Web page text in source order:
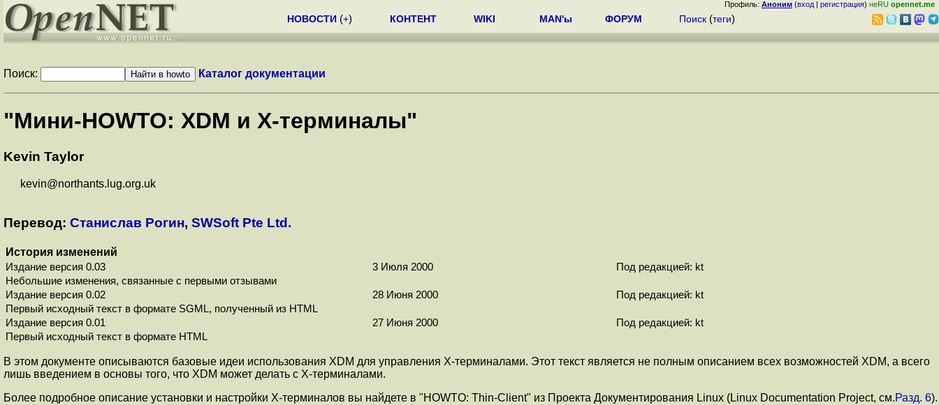
Профиль: Аноним (вход | регистрация) неRU opennet.me
НОВОСТИ (+) КОНТЕНТ WIKI MAN'ы ФОРУМ Поиск (теги)
Поиск: Каталог документации
"Мини-HOWTO: XDM и X-терминалы"
Kevin Taylor
kevin@northants.lug.org.uk
Перевод: Станислав Рогин, SWSoft Pte Ltd.
История изменений
Издание версия 0.03 3 Июля 2000
Под редакцией: kt
Небольшие изменения, связанные с первыми отзывами
Издание версия 0.02
28 Июня 2000
Под редакцией: kt
Первый исходный текст в формате SGML, полученный из HTML
Издание версия 0.01
27 Июня 2000
Под редакцией: kt
Первый исходный текст в формате HTML
В этом документе описываются базовые идеи использования XDM для управления X-терминалами. Этот текст является не полным описанием всех возможностей XDM, а всего
лишь введением в основы того, что XDM может делать с X-терминалами.
Более подробное описание установки и настройки X-терминалов вы найдете в "HOWTO: Thin-Client" из Проекта Документирования Linux (Linux Documentation Project, см.Разд. 6).